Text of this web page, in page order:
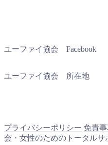
ユーファイ協会 Facebook
ユーファイ協会 所在地
プライバシーポリシー 免責
会・女性のためのトータルサ